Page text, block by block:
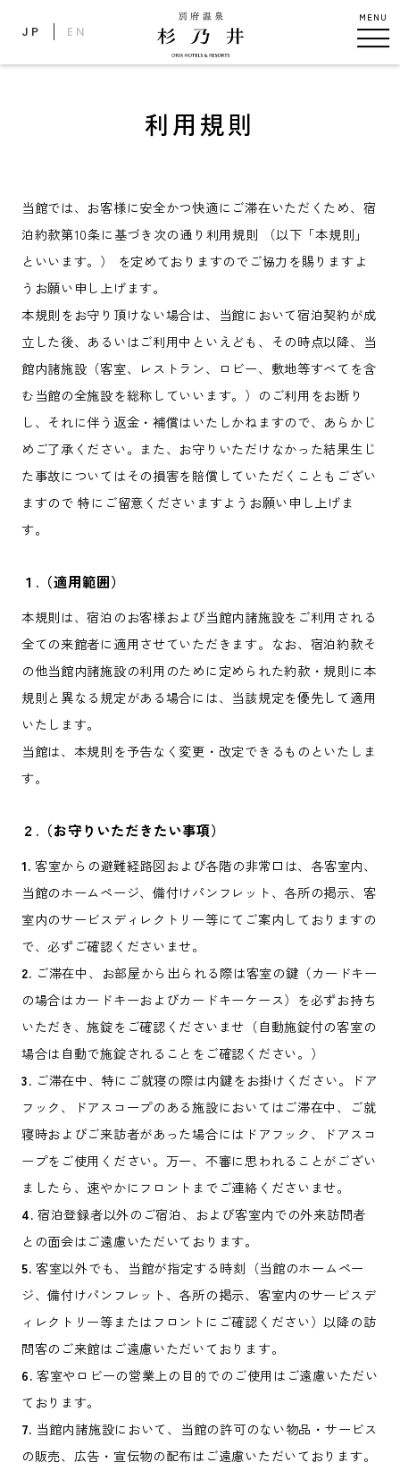
JP EN
MENU
利用規則
当館では、お客様に安全かつ快適にご滞在いただくため、宿
泊約款第10条に基づき次の通り利用規則 （以下「本規則」
といいます。） を定めておりますのでご協力を賜りますよ
うお願い申し上げます。
本規則をお守り頂けない場合は、当館において宿泊契約が成
立した後、あるいはご利用中といえども、その時点以降、当
館内諸施設（客室、レストラン、ロビー、敷地等すべてを含
む当館の全施設を総称していいます。）のご利用をお断り
し、それに伴う返金・補償はいたしかねますので、あらかじ
めご了承ください。また、お守りいただけなかった結果生じ
た事故についてはその損害を賠償していただくこともござい
ますので 特にご留意くださいますようお願い申し上げま
す。
１.（適用範囲）
本規則は、宿泊のお客様および当館内諸施設をご利用される
全ての来館者に適用させていただきます。なお、宿泊約款そ
の他当館内諸施設の利用のために定められた約款・規則に本
規則と異なる規定がある場合には、当該規定を優先して適用
いたします。
当館は、本規則を予告なく変更・改定できるものといたしま
す。
２.（お守りいただきたい事項）
1. 客室からの避難経路図および各階の非常口は、各客室内、
当館のホームページ、備付けパンフレット、各所の掲示、客
室内のサービスディレクトリー等にてご案内しておりますの
で、必ずご確認くださいませ。
2. ご滞在中、お部屋から出られる際は客室の鍵（カードキー
の場合はカードキーおよびカードキーケース）を必ずお持ち
いただき、施錠をご確認くださいませ（自動施錠付の客室の
場合は自動で施錠されることをご確認ください。）
3. ご滞在中、特にご就寝の際は内鍵をお掛けください。ドア
フック、ドアスコープのある施設においてはご滞在中、ご就
寝時およびご来訪者があった場合にはドアフック、ドアスコ
ープをご使用ください。万一、不審に思われることがござい
ましたら、速やかにフロントまでご連絡くださいませ。
4.宿泊登録者以外のご宿泊、および客室内での外来訪問者
との面会はご遠慮いただいております。
5. 客室以外でも、当館が指定する時刻（当館のホームペー
ジ、備付けパンフレット、各所の掲示、客室内のサービスデ
ィレクトリー等またはフロントにご確認ください）以降の訪
問客のご来館はご遠慮いただいております。
6. 客室やロビーの営業上の目的でのご使用はご遠慮いただい
ております。
7. 当館内諸施設において、当館の許可のない物品・サービス
の販売、広告・宣伝物の配布はご遠慮いただいております。